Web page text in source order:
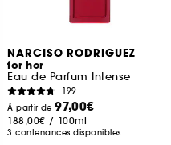
NARCISO RODRIGUEZ
for her
Eau de Parfum Intense
199
À partir de97,00€
188,00€ / 100ml
3 contenances disponibles